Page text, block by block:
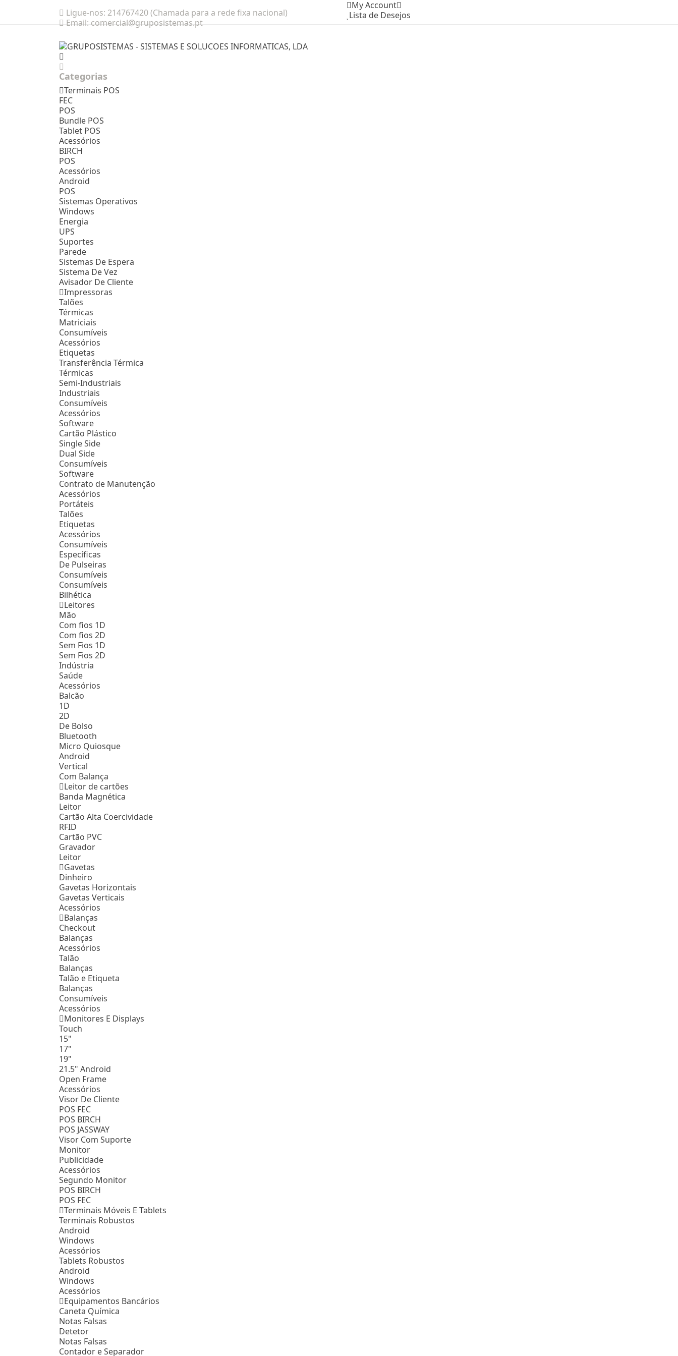
Ligue-nos: 214767420 (Chamada para a rede fixa nacional)
Email: comercial@gruposistemas.pt
My Account
Lista de Desejos
Categorias
Terminais POS
FEC
POS
Bundle POS
Tablet POS
Acessórios
BIRCH
POS
Acessórios
Android
POS
Sistemas Operativos
Windows
Energia
UPS
Suportes
Parede
Sistemas De Espera
Sistema De Vez
Avisador De Cliente
Impressoras
Talões
Térmicas
Matriciais
Consumíveis
Acessórios
Etiquetas
Transferência Térmica
Térmicas
Semi-Industriais
Industriais
Consumíveis
Acessórios
Software
Cartão Plástico
Single Side
Dual Side
Consumíveis
Software
Contrato de Manutenção
Acessórios
Portáteis
Talões
Etiquetas
Acessórios
Consumíveis
Específicas
De Pulseiras
Consumíveis
Consumíveis
Bilhética
Leitores
Mão
Com fios 1D
Com fios 2D
Sem Fios 1D
Sem Fios 2D
Indústria
Saúde
Acessórios
Balcão
1D
2D
De Bolso
Bluetooth
Micro Quiosque
Android
Vertical
Com Balança
Leitor de cartões
Banda Magnética
Leitor
Cartão Alta Coercividade
RFID
Cartão PVC
Gravador
Leitor
Gavetas
Dinheiro
Gavetas Horizontais
Gavetas Verticais
Acessórios
Balanças
Checkout
Balanças
Acessórios
Talão
Balanças
Talão e Etiqueta
Balanças
Consumíveis
Acessórios
Monitores E Displays
Touch
15"
17"
19"
21.5" Android
Open Frame
Acessórios
Visor De Cliente
POS FEC
POS BIRCH
POS JASSWAY
Visor Com Suporte
Monitor
Publicidade
Acessórios
Segundo Monitor
POS BIRCH
POS FEC
Terminais Móveis E Tablets
Terminais Robustos
Android
Windows
Acessórios
Tablets Robustos
Android
Windows
Acessórios
Equipamentos Bancários
Caneta Química
Notas Falsas
Detetor
Notas Falsas
Contador e Separador